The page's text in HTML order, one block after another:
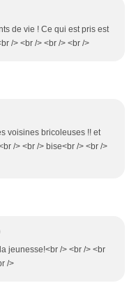
de vie ! Ce qui est pris est
/> <br /> <br /> <br />
voisines bricoleuses !! et
/> <br /> bise<br /> <br />
jeunesse!<br /> <br /> <br
/>